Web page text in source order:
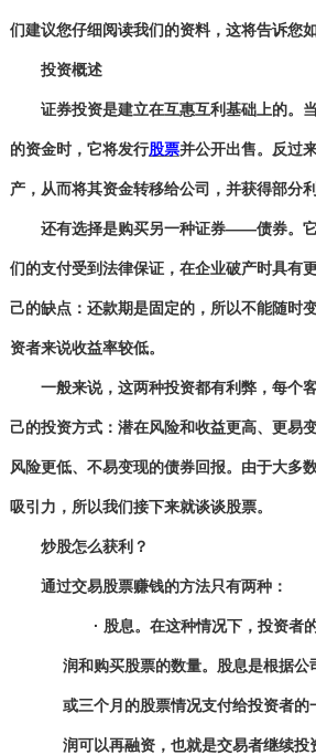
们建议您仔细阅读我们的资料，这将告诉您
投资概述
证券投资是建立在互惠互利基础上的。
的资金时，它将发行股票并公开出售。反过
产，从而将其资金转移给公司，并获得部分利
还有选择是购买另一种证券——债券。
们的支付受到法律保证，在企业破产时具有
己的缺点：还款期是固定的，所以不能随时
资者来说收益率较低。
一般来说，这两种投资都有利弊，每个
己的投资方式：潜在风险和收益更高、更易
风险更低、不易变现的债券回报。由于大多
吸引力，所以我们接下来就谈谈股票。
炒股怎么获利 ？
通过交易股票赚钱的方法只有两种：
· 股息。在这种情况下，投资者
润和购买股票的数量。股息是根据公
或三个月的股票情况支付给投资者的
润可以再融资，也就是交易者继续投